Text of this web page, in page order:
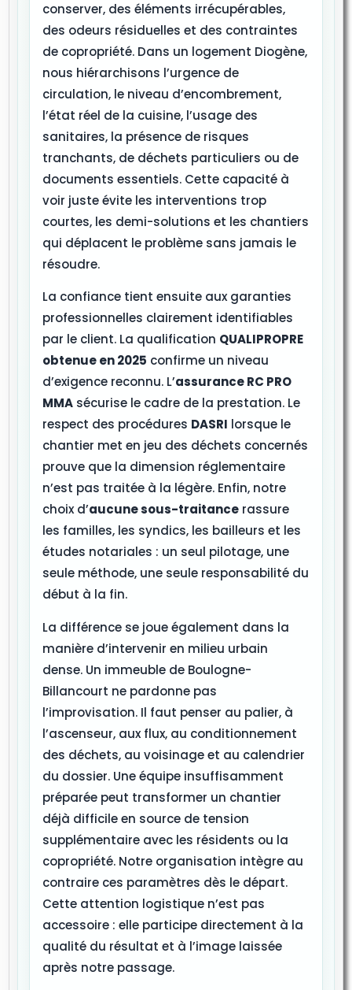
conserver, des éléments irrécupérables,
des odeurs résiduelles et des contraintes
de copropriété. Dans un logement Diogène,
nous hiérarchisons l’urgence de
circulation, le niveau d’encombrement,
l’état réel de la cuisine, l’usage des
sanitaires, la présence de risques
tranchants, de déchets particuliers ou de
documents essentiels. Cette capacité à
voir juste évite les interventions trop
courtes, les demi-solutions et les chantiers
qui déplacent le problème sans jamais le
résoudre.
La confiance tient ensuite aux garanties
professionnelles clairement identifiables
par le client. La qualification QUALIPROPRE
obtenue en 2025 confirme un niveau
d’exigence reconnu. L’assurance RC PRO
MMA sécurise le cadre de la prestation. Le
respect des procédures DASRI lorsque le
chantier met en jeu des déchets concernés
prouve que la dimension réglementaire
n’est pas traitée à la légère. Enfin, notre
choix d’aucune sous-traitance rassure
les familles, les syndics, les bailleurs et les
études notariales : un seul pilotage, une
seule méthode, une seule responsabilité du
début à la fin.
La différence se joue également dans la
manière d’intervenir en milieu urbain
dense. Un immeuble de Boulogne-
Billancourt ne pardonne pas
l’improvisation. Il faut penser au palier, à
l’ascenseur, aux flux, au conditionnement
des déchets, au voisinage et au calendrier
du dossier. Une équipe insuffisamment
préparée peut transformer un chantier
déjà difficile en source de tension
supplémentaire avec les résidents ou la
copropriété. Notre organisation intègre au
contraire ces paramètres dès le départ.
Cette attention logistique n’est pas
accessoire : elle participe directement à la
qualité du résultat et à l’image laissée
après notre passage.